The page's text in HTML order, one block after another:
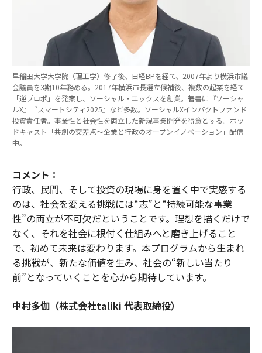
早稲田大学大学院（理工学）修了後、日経BPを経て、2007年より横浜市議
会議員を3期10年務める。2017年横浜市長選立候補後、複数の起業を経て
「逆プロポ」を発案し、ソーシャル・エックスを創業。著書に『ソーシャ
ルX』『スマートシティ2025』など多数。ソーシャルXインパクトファンド
投資責任者。事業性と社会性を両立した新規事業開発を得意とする。ポッ
ドキャスト「共創の交差点〜企業と行政のオープンイノベーション」配信
中。
コメント：
行政、民間、そして投資の現場に身を置く中で実感する
のは、社会を変える挑戦には“志”と“持続可能な事業
性”の両立が不可欠だということです。理想を描くだけで
なく、それを社会に根付く仕組みへと磨き上げること
で、初めて未来は変わります。本プログラムから生まれ
る挑戦が、新たな価値を生み、社会の“新しい当たり
前”となっていくことを心から期待しています。
中村多伽（株式会社taliki 代表取締役）